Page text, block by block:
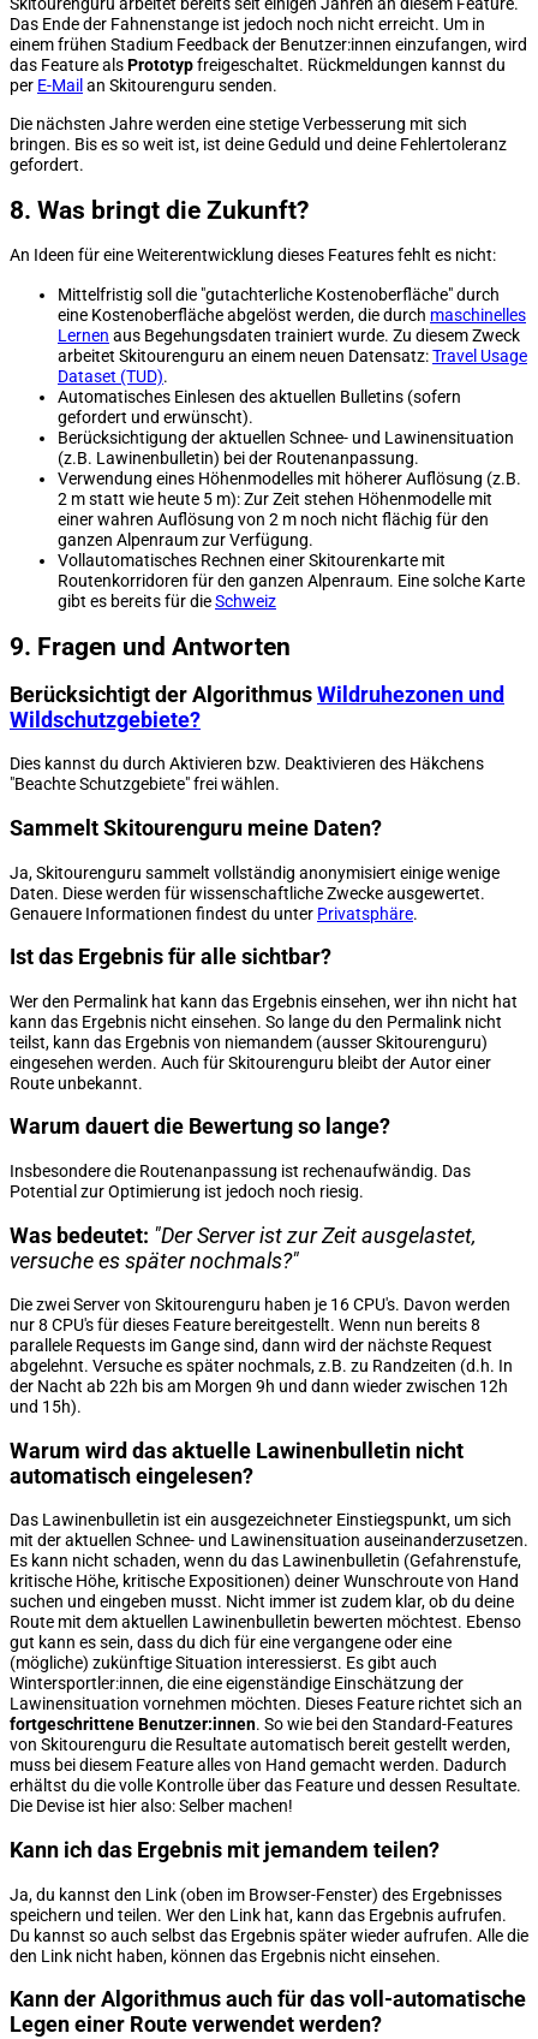
Skitourenguru arbeitet bereits seit einigen Jahren an diesem Feature.
Das Ende der Fahnenstange ist jedoch noch nicht erreicht. Um in
einem frühen Stadium Feedback der Benutzer:innen einzufangen, wird
das Feature alsPrototypfreigeschaltet. Rückmeldungen kannst du
per E-Mail an Skitourenguru senden.
Die nächsten Jahre werden eine stetige Verbesserung mit sich
bringen. Bis es so weit ist, ist deine Geduld und deine Fehlertoleranz
gefordert.
8. Was bringt die Zukunft?
An Ideen für eine Weiterentwicklung dieses Features fehlt es nicht:
Mittelfristig soll die "gutachterliche Kostenoberfläche" durch
eine Kostenoberfläche abgelöst werden, die durch maschinelles
Lernen aus Begehungsdaten trainiert wurde. Zu diesem Zweck
arbeitet Skitourenguru an einem neuen Datensatz:Travel Usage
Dataset (TUD).
Automatisches Einlesen des aktuellen Bulletins (sofern
gefordert und erwünscht).
Berücksichtigung der aktuellen Schnee- und Lawinensituation
(z.B. Lawinenbulletin) bei der Routenanpassung.
Verwendung eines Höhenmodelles mit höherer Auflösung (z.B.
2 m statt wie heute 5 m): Zur Zeit stehen Höhenmodelle mit
einer wahren Auflösung von 2 m noch nicht flächig für den
ganzen Alpenraum zur Verfügung.
Vollautomatisches Rechnen einer Skitourenkarte mit
Routenkorridoren für den ganzen Alpenraum. Eine solche Karte
gibt es bereits für dieSchweiz
9. Fragen und Antworten
Berücksichtigt der Algorithmus Wildruhezonen und
Wildschutzgebiete?
Dies kannst du durch Aktivieren bzw. Deaktivieren des Häkchens
"Beachte Schutzgebiete" frei wählen.
Sammelt Skitourenguru meine Daten?
Ja, Skitourenguru sammelt vollständig anonymisiert einige wenige
Daten. Diese werden für wissenschaftliche Zwecke ausgewertet.
Genauere Informationen findest du unter Privatsphäre.
Ist das Ergebnis für alle sichtbar?
Wer den Permalink hat kann das Ergebnis einsehen, wer ihn nicht hat
kann das Ergebnis nicht einsehen. So lange du den Permalink nicht
teilst, kann das Ergebnis von niemandem (ausser Skitourenguru)
eingesehen werden. Auch für Skitourenguru bleibt der Autor einer
Route unbekannt.
Warum dauert die Bewertung so lange?
Insbesondere die Routenanpassung ist rechenaufwändig. Das
Potential zur Optimierung ist jedoch noch riesig.
Was bedeutet: "Der Server ist zur Zeit ausgelastet,
versuche es später nochmals?"
Die zwei Server von Skitourenguru haben je 16 CPU's. Davon werden
nur 8 CPU's für dieses Feature bereitgestellt. Wenn nun bereits 8
parallele Requests im Gange sind, dann wird der nächste Request
abgelehnt. Versuche es später nochmals, z.B. zu Randzeiten (d.h. In
der Nacht ab 22h bis am Morgen 9h und dann wieder zwischen 12h
und 15h).
Warum wird das aktuelle Lawinenbulletin nicht
automatisch eingelesen?
Das Lawinenbulletin ist ein ausgezeichneter Einstiegspunkt, um sich
mit der aktuellen Schnee- und Lawinensituation auseinanderzusetzen.
Es kann nicht schaden, wenn du das Lawinenbulletin (Gefahrenstufe,
kritische Höhe, kritische Expositionen) deiner Wunschroute von Hand
suchen und eingeben musst. Nicht immer ist zudem klar, ob du deine
Route mit dem aktuellen Lawinenbulletin bewerten möchtest. Ebenso
gut kann es sein, dass du dich für eine vergangene oder eine
(mögliche) zukünftige Situation interessierst. Es gibt auch
Wintersportler:innen, die eine eigenständige Einschätzung der
Lawinensituation vornehmen möchten. Dieses Feature richtet sich an
fortgeschrittene Benutzer:innen. So wie bei den Standard-Features
von Skitourenguru die Resultate automatisch bereit gestellt werden,
muss bei diesem Feature alles von Hand gemacht werden. Dadurch
erhältst du die volle Kontrolle über das Feature und dessen Resultate.
Die Devise ist hier also: Selber machen!
Kann ich das Ergebnis mit jemandem teilen?
Ja, du kannst den Link (oben im Browser-Fenster) des Ergebnisses
speichern und teilen. Wer den Link hat, kann das Ergebnis aufrufen.
Du kannst so auch selbst das Ergebnis später wieder aufrufen. Alle die
den Link nicht haben, können das Ergebnis nicht einsehen.
Kann der Algorithmus auch für das voll-automatische
Legen einer Route verwendet werden?